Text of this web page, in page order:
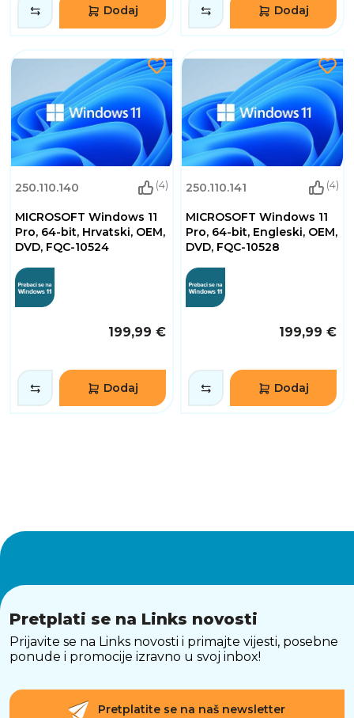
Dodaj Dodaj
250.110.140 (4)
MICROSOFT Windows 11
Pro, 64-bit, Hrvatski, OEM,
DVD, FQC-10524
199,99 €
Dodaj
250.110.141 (4)
MICROSOFT Windows 11
Pro, 64-bit, Engleski, OEM,
DVD, FQC-10528
199,99 €
Dodaj
Pretplati se na Links novosti
Prijavite se na Links novosti i primajte vijesti, posebne
ponude i promocije izravno u svoj inbox!
Pretplatite se na naš newsletter